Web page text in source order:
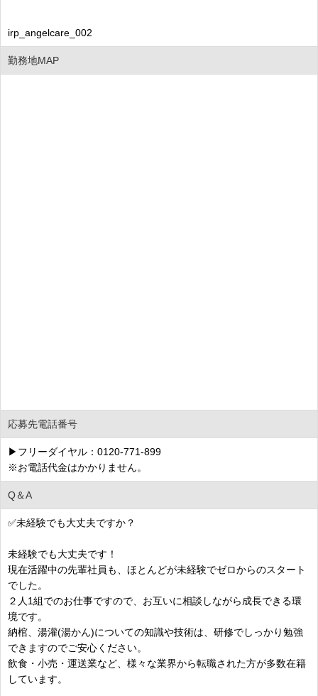
irp_angelcare_002
勤務地MAP
応募先電話番号
▶フリーダイヤル：0120-771-899
※お電話代金はかかりません。
Q＆A
✅未経験でも大丈夫ですか？
未経験でも大丈夫です！
現在活躍中の先輩社員も、ほとんどが未経験でゼロからのスタート
でした。
２人1組でのお仕事ですので、お互いに相談しながら成長できる環
境です。
納棺、湯灌(湯かん)についての知識や技術は、研修でしっかり勉強
できますのでご安心ください。
飲食・小売・運送業など、様々な業界から転職された方が多数在籍
しています。